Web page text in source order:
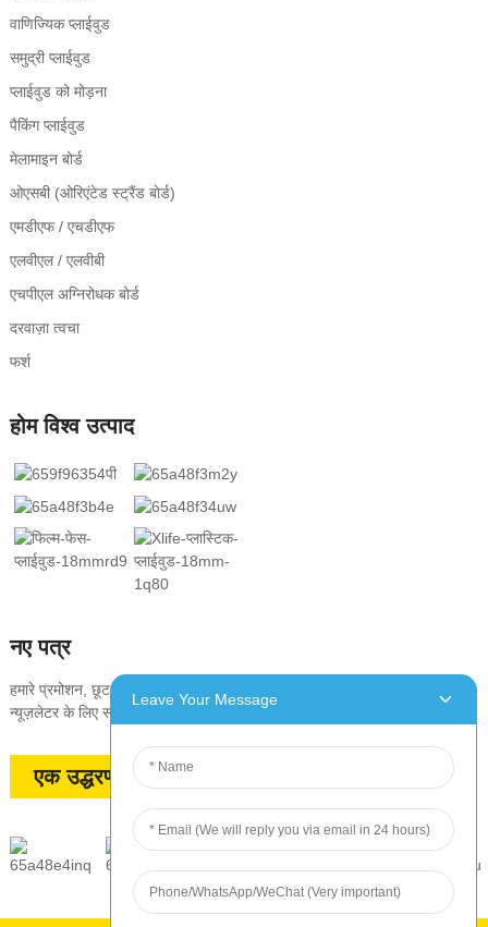
वाणिज्यिक प्लाईवुड
समुद्री प्लाईवुड
प्लाईवुड को मोड़ना
पैकिंग प्लाईवुड
मेलामाइन बोर्ड
ओएसबी (ओरिएंटेड स्ट्रैंड बोर्ड)
एमडीएफ / एचडीएफ
एलवीएल / एलवीबी
एचपीएल अग्निरोधक बोर्ड
दरवाज़ा त्वचा
फर्श
होम विश्व उत्पाद
नए पत्र
हमारे प्रमोशन, छूट, बिक्री और विशेष ऑफ़र के साथ अद्यतित रहने के लिए हमारे
न्यूज़लेटर के लिए साइन अप करें
एक उद्धरण का अनुरोध करें
Leave Your Message